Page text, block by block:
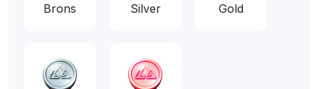
Brons Silver Gold